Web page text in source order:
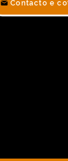
Contacto e